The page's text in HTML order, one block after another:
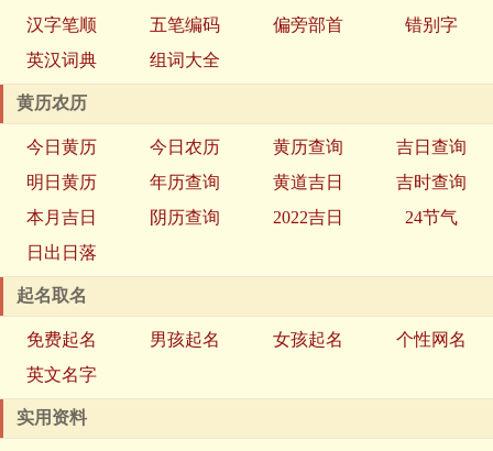
汉字笔顺
五笔编码 偏旁部首
错别字
英汉词典
组词大全
黄历农历
今日黄历 今日农历 黄历查询
吉日查询
明日黄历
年历查询 黄道吉日
吉时查询
本月吉日
阴历查询 2022吉日
24节气
日出日落
起名取名
免费起名 男孩起名 女孩起名
个性网名
英文名字
实用资料